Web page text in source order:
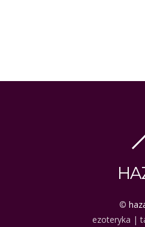
©
ezoteryka |